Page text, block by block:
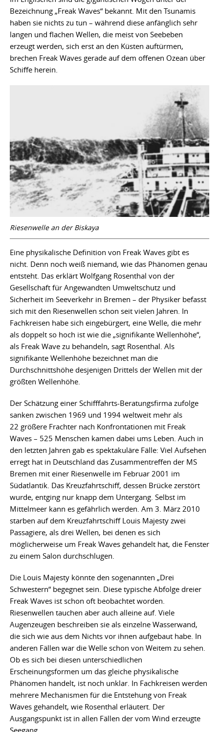
Bezeichnung „Freak Waves“ bekannt. Mit den Tsunamis
haben sie nichts zu tun – während diese anfänglich sehr
langen und flachen Wellen, die meist von Seebeben
erzeugt werden, sich erst an den Küsten auftürmen,
brechen Freak Waves gerade auf dem offenen Ozean über
Schiffe herein.
Riesenwelle an der Biskaya
Eine physikalische Definition von Freak Waves gibt es
nicht. Denn noch weiß niemand, wie das Phänomen genau
entsteht. Das erklärt Wolfgang Rosenthal von der
Gesellschaft für Angewandten Umweltschutz und
Sicherheit im Seeverkehr in Bremen – der Physiker befasst
sich mit den Riesenwellen schon seit vielen Jahren. In
Fachkreisen habe sich eingebürgert, eine Welle, die mehr
als doppelt so hoch ist wie die „signifikante Wellenhöhe“,
als Freak Wave zu behandeln, sagt Rosenthal. Als
signifikante Wellenhöhe bezeichnet man die
Durchschnittshöhe desjenigen Drittels der Wellen mit der
größten Wellenhöhe.
Der Schätzung einer Schifffahrts-Beratungsfirma zufolge
sanken zwischen 1969 und 1994 weltweit mehr als
22 größere Frachter nach Konfrontationen mit Freak
Waves – 525 Menschen kamen dabei ums Leben. Auch in
den letzten Jahren gab es spektakuläre Fälle: Viel Aufsehen
erregt hat in Deutschland das Zusammentreffen der MS
Bremen mit einer Riesenwelle im Februar 2001 im
Südatlantik. Das Kreuzfahrtschiff, dessen Brücke zerstört
wurde, entging nur knapp dem Untergang. Selbst im
Mittelmeer kann es gefährlich werden. Am 3. März 2010
starben auf dem Kreuzfahrtschiff Louis Majesty zwei
Passagiere, als drei Wellen, bei denen es sich
möglicherweise um Freak Waves gehandelt hat, die Fenster
zu einem Salon durchschlugen.
Die Louis Majesty könnte den sogenannten „Drei
Schwestern“ begegnet sein. Diese typische Abfolge dreier
Freak Waves ist schon oft beobachtet worden.
Riesenwellen tauchen aber auch alleine auf. Viele
Augenzeugen beschreiben sie als einzelne Wasserwand,
die sich wie aus dem Nichts vor ihnen aufgebaut habe. In
anderen Fällen war die Welle schon von Weitem zu sehen.
Ob es sich bei diesen unterschiedlichen
Erscheinungsformen um das gleiche physikalische
Phänomen handelt, ist noch unklar. In Fachkreisen werden
mehrere Mechanismen für die Entstehung von Freak
Waves gehandelt, wie Rosenthal erläutert. Der
Ausgangspunkt ist in allen Fällen der vom Wind erzeugte